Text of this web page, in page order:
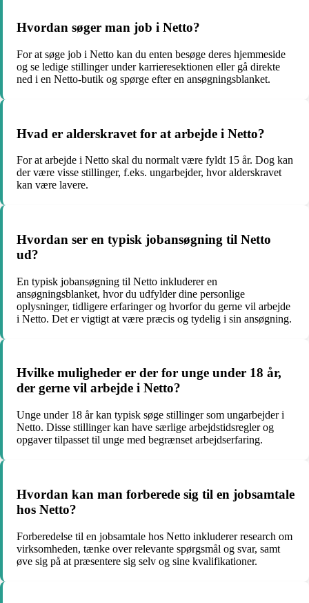
Hvordan søger man job i Netto?
For at søge job i Netto kan du enten besøge deres hjemmeside
og se ledige stillinger under karrieresektionen eller gå direkte
ned i en Netto-butik og spørge efter en ansøgningsblanket.
Hvad er alderskravet for at arbejde i Netto?
For at arbejde i Netto skal du normalt være fyldt 15 år. Dog kan
der være visse stillinger, f.eks. ungarbejder, hvor alderskravet
kan være lavere.
Hvordan ser en typisk jobansøgning til Netto
ud?
En typisk jobansøgning til Netto inkluderer en
ansøgningsblanket, hvor du udfylder dine personlige
oplysninger, tidligere erfaringer og hvorfor du gerne vil arbejde
i Netto. Det er vigtigt at være præcis og tydelig i sin ansøgning.
Hvilke muligheder er der for unge under 18 år,
der gerne vil arbejde i Netto?
Unge under 18 år kan typisk søge stillinger som ungarbejder i
Netto. Disse stillinger kan have særlige arbejdstidsregler og
opgaver tilpasset til unge med begrænset arbejdserfaring.
Hvordan kan man forberede sig til en jobsamtale
hos Netto?
Forberedelse til en jobsamtale hos Netto inkluderer research om
virksomheden, tænke over relevante spørgsmål og svar, samt
øve sig på at præsentere sig selv og sine kvalifikationer.